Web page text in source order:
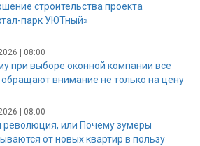
строительства проекта
парк УЮТный»
| 08:00
при выборе оконной компании все
внимание не только на цену
| 08:00
революция, или Почему зумеры
от новых квартир в пользу